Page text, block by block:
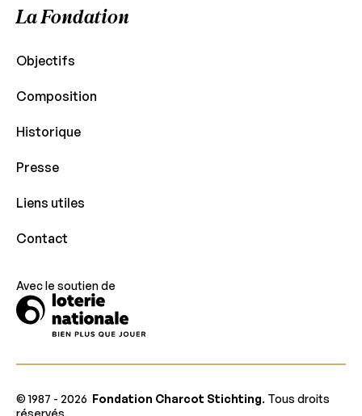
La Fondation
Objectifs
Composition
Historique
Presse
Liens utiles
Contact
Avec le soutien de
© 1987 - 2026 Fondation Charcot Stichting. Tous droits
réservés.